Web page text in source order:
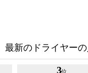
最新のドライヤー
3位